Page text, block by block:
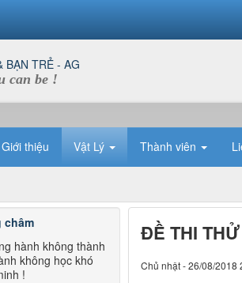
can be !
Giới thiệu Vật Lý Thành viên
ĐỀ THI
Chủ nhật - 26/08/2018
châm
hành không thành
không học khó
!